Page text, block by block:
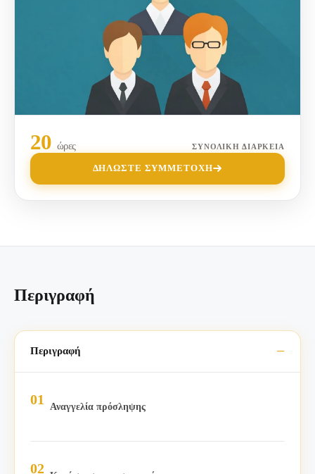
20ώρες ΣΥΝΟΛΙΚΉ ΔΙΆΡΚΕΙΑ
ΔΗΛΏΣΤΕ ΣΥΜΜΕΤΟΧΉ
Περιγραφή
Περιγραφή
Αναγγελία πρόσληψης